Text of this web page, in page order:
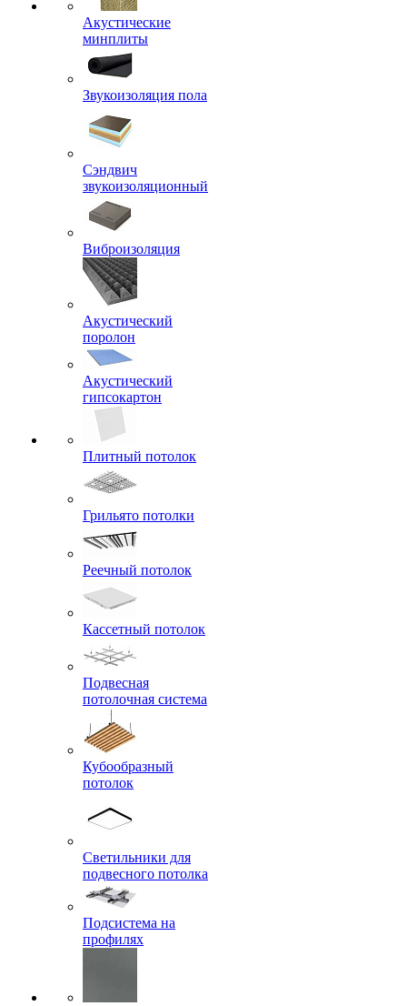
Акустические
минплиты
Звукоизоляция пола
Сэндвич
звукоизоляционный
Виброизоляция
Акустический
поролон
Акустический
гипсокартон
Плитный потолок
Грильято потолки
Реечный потолок
Кассетный потолок
Подвесная
потолочная система
Кубообразный
потолок
Светильники для
подвесного потолка
Подсистема на
профилях